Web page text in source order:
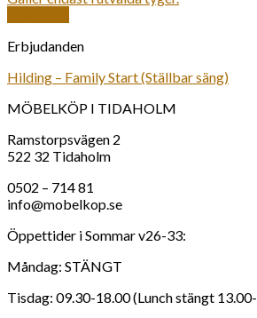
Erbjudanden
Hilding – Family Start (Ställbar säng)
MÖBELKÖP I TIDAHOLM
Ramstorpsvägen 2
522 32 Tidaholm
0502 – 714 81
info@mobelkop.se
Öppettider i Sommar v26-33:
Måndag: STÄNGT
Tisdag: 09.30-18.00 (Lunch stängt